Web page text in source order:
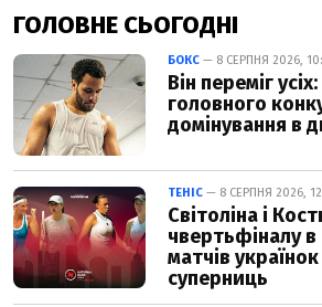
ГОЛОВНЕ СЬОГОДНІ
БОКС — 8 СЕРПНЯ 2026,
Він переміг
головного
домінування в
ТЕНІС — 8 СЕРПНЯ 2026,
Світоліна і
чвертьфіналу
матчів
суперниць